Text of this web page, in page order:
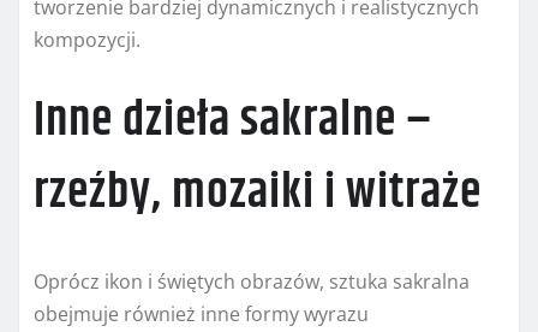
tworzenie bardziej dynamicznych i realistycznych
kompozycji.
Inne dzieła sakralne –
rzeźby, mozaiki i witraże
Oprócz ikon i świętych obrazów, sztuka sakralna
obejmuje również inne formy wyrazu